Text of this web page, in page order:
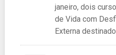
janeiro, dois
de Vida com
Externa